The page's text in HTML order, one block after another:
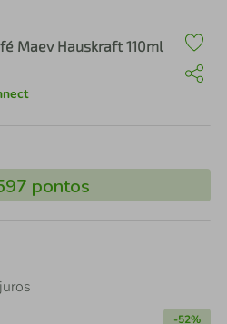
Maev Hauskraft 110ml
pontos
-52%